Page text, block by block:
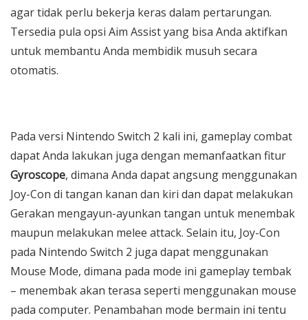
agar tidak perlu bekerja keras dalam pertarungan.
Tersedia pula opsi Aim Assist yang bisa Anda aktifkan
untuk membantu Anda membidik musuh secara
otomatis.
Pada versi Nintendo Switch 2 kali ini, gameplay combat
dapat Anda lakukan juga dengan memanfaatkan fitur
Gyroscope, dimana Anda dapat angsung menggunakan
Joy-Con di tangan kanan dan kiri dan dapat melakukan
Gerakan mengayun-ayunkan tangan untuk menembak
maupun melakukan melee attack. Selain itu, Joy-Con
pada Nintendo Switch 2 juga dapat menggunakan
Mouse Mode, dimana pada mode ini gameplay tembak
– menembak akan terasa seperti menggunakan mouse
pada computer. Penambahan mode bermain ini tentu